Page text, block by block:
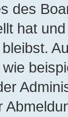
des
hat